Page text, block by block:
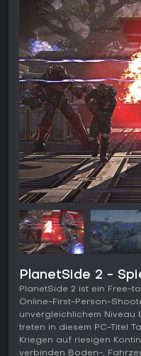
PlanetSide 2 -
PlanetSide 2 ist ein Free-
Online-First-Person-
unvergleichlichem Niveau
treten in diesem PC-Titel
Kriegen auf riesigen
verbinden Boden-,